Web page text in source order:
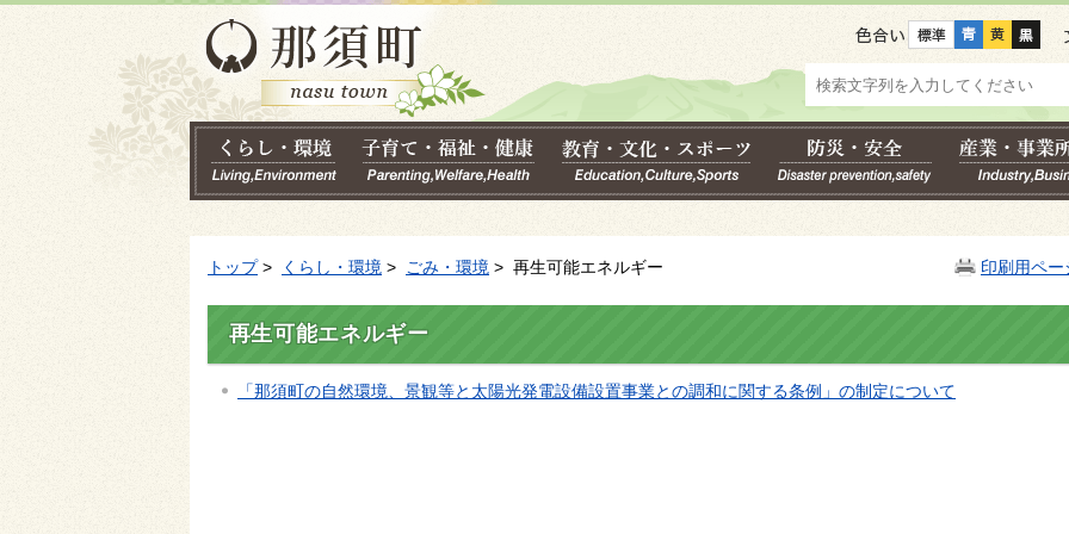
色合い
印刷用ペー
トップ> くらし・環境 > ごみ・環境 > 再生可能エネルギー
再生可能エネルギー
「那須町の自然環境、景観等と太陽光発電設備設置事業との調和に関する条例」の制定について